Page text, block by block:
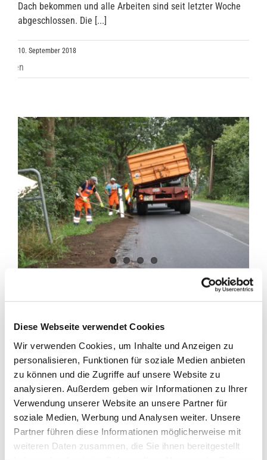
Diese Webseite verwendet Cookies
Wir verwenden Cookies, um Inhalte und Anzeigen zu
personalisieren, Funktionen für soziale Medien anbieten
zu können und die Zugriffe auf unsere Website zu
analysieren. Außerdem geben wir Informationen zu Ihrer
Verwendung unserer Website an unsere Partner für
soziale Medien, Werbung und Analysen weiter. Unsere
Partner führen diese Informationen möglicherweise mit
weiteren Daten zusammen, die Sie ihnen bereitgestellt
Dach bekommen und alle Arbeiten sind seit letzter Woche
abgeschlossen. Die [...]
10. September 2018
Bereits am frühen Morgen waren heute die fleißigen Helfer
vom Bauhof im Einsatz, um den Bermenbereich an einem
Teilstück der Westmarkstraße wieder aufzufüllen bzw.
entsprechend der Fahrbahnhöhe anzugleichen. Am
gestrigen Donnerstag hat die Fachfirma Koch aus
Westerstede ein 200 Meter langes Teilstück der
Westmarkstraße – im Bereich zwischen Aufmündung
Oltmann-Strenge-Straße und Lohe (Höhe Wertstoffhof) –
[...]